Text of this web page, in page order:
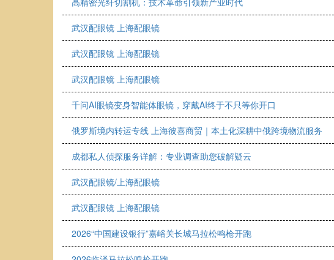
武汉配眼镜 上海配眼镜
武汉配眼镜 上海配眼镜
武汉配眼镜 上海配眼镜
千问AI眼镜变身智能体眼镜，穿戴AI终于不只等你开口
俄罗斯境内转运专线 上海彼喜商贸｜本土化深耕中俄跨境物流服务
成都私人侦探服务详解：专业调查助您破解疑云
武汉配眼镜/上海配眼镜
武汉配眼镜 上海配眼镜
2026“中国建设银行”嘉峪关长城马拉松鸣枪开跑